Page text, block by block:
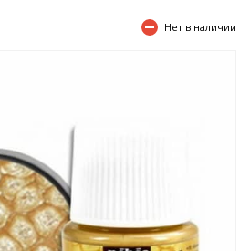
Нет в наличии